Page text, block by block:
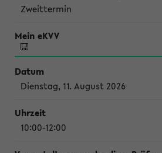
Zweittermin
Dienstag, 11. August 2026
10:00-12:00